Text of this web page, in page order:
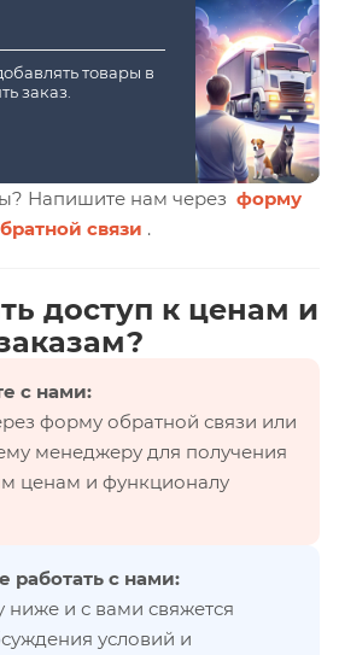
товары в
заказ.
Напишите нам через форму
связи .
доступ к ценам и
с нами:
форму обратной связи или
менеджеру для получения
ценам и функционалу
работать с нами:
и с вами свяжется
условий и